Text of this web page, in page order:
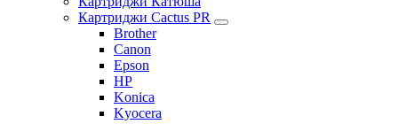
Картриджи Cactus PR
Brother
Canon
Epson
HP
Konica
Kyocera